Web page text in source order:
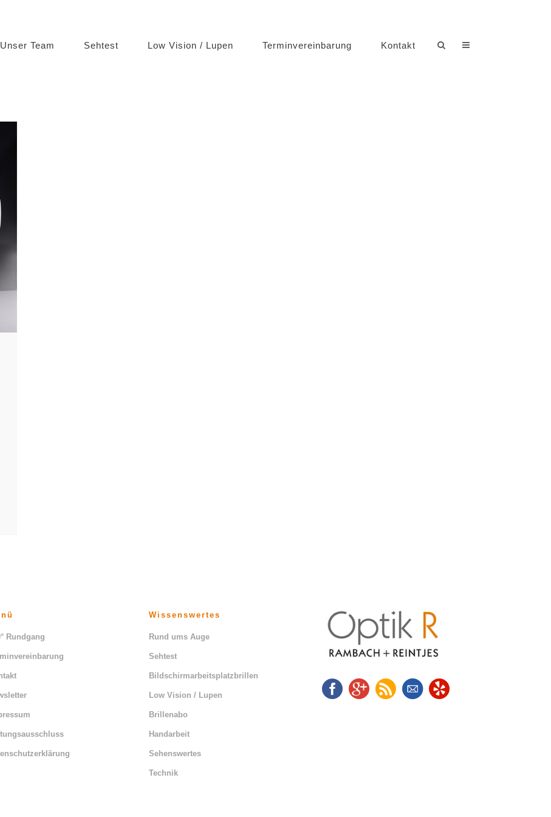
Unser Team Sehtest Low Vision / Lupen Terminvereinbarung Kontakt
Rundgang
Wissenswertes
Rund ums Auge
Sehtest
Bildschirmarbeitsplatzbrillen
Low Vision / Lupen
Brillenabo
Handarbeit
Sehenswertes
Technik